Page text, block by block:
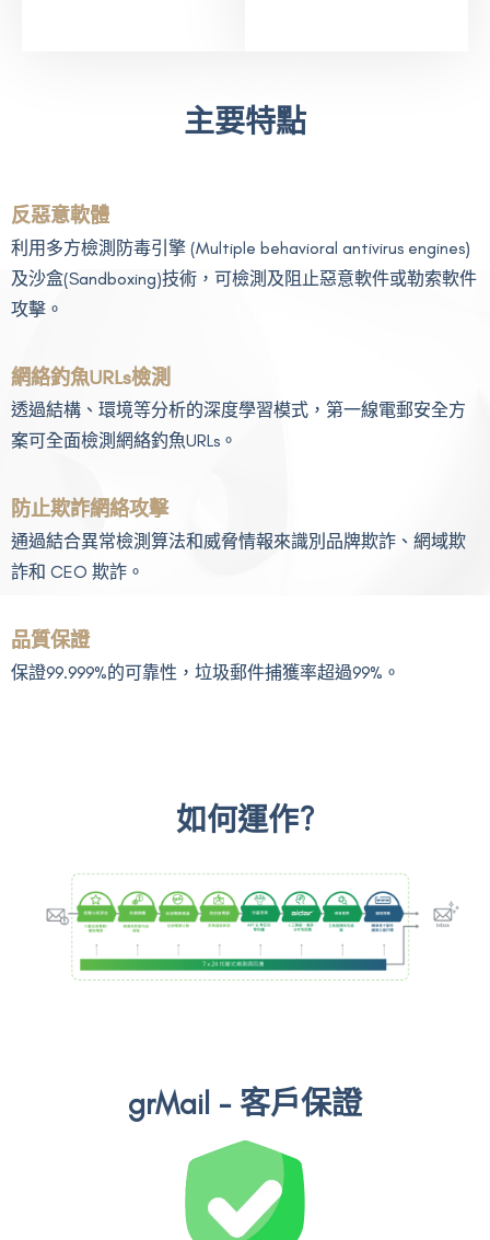
主要特點
反惡意軟體
利用多方檢測防毒引擎 (Multiple behavioral antivirus engines)
及沙盒(Sandboxing)技術，可檢測及阻止惡意軟件或勒索軟件
攻擊。
網絡釣魚URLs檢測
透過結構、環境等分析的深度學習模式，第一線電郵安全方
案可全面檢測網絡釣魚URLs。
防止欺詐網絡攻擊
通過結合異常檢測算法和威脅情報來識別品牌欺詐、網域欺
詐和 CEO 欺詐。
品質保證
保證99.999%的可靠性，垃圾郵件捕獲率超過99%。
如何運作?
grMail - 客戶保證